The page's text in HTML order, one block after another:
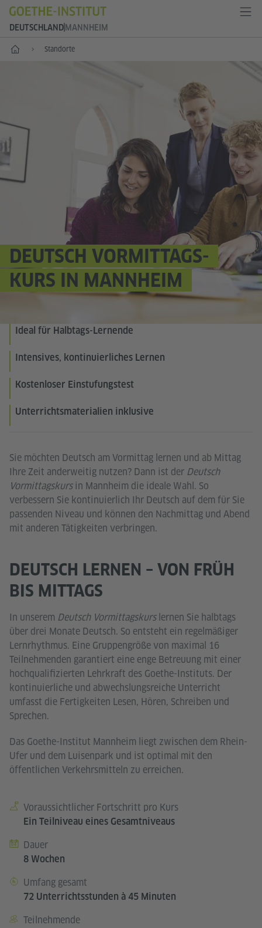
DEUTSCHLAND MANNHEIM
-- Standorte
DEUTSCH VORMITTAGS-
KURS IN MANNHEIM
Sie möchten Deutsch am Vormittag lernen und ab Mittag
Ihre Zeit anderweitig nutzen? Dann ist der Deutsch
Vormittagskursin Mannheim die ideale Wahl. So
verbessern Sie kontinuierlich Ihr Deutsch auf dem für Sie
passenden Niveau und können den Nachmittag und Abend
mit anderen Tätigkeiten verbringen.
Ideal für Halbtags-Lernende
Intensives, kontinuierliches Lernen
Kostenloser Einstufungstest
Unterrichtsmaterialien inklusive
DEUTSCH LERNEN – VON FRÜH
BIS MITTAGS
In unserem Deutsch Vormittagskurslernen Sie halbtags
über drei Monate Deutsch. So entsteht ein regelmäßiger
Lernrhythmus. Eine Gruppengröße von maximal 16
Teilnehmenden garantiert eine enge Betreuung mit einer
hochqualifizierten Lehrkraft des Goethe-Instituts. Der
kontinuierliche und abwechslungsreiche Unterricht
umfasst die Fertigkeiten Lesen, Hören, Schreiben und
Sprechen.
Das Goethe-Institut Mannheim liegt zwischen dem Rhein-
Ufer und dem Luisenpark und ist optimal mit den
öffentlichen Verkehrsmitteln zu erreichen.
Kursdetails
Voraussichtlicher Fortschritt pro Kurs
Ein Teilniveau eines Gesamtniveaus
Dauer
8 Wochen
Umfang gesamt
72 Unterrichtsstunden à 45 Minuten
Teilnehmende